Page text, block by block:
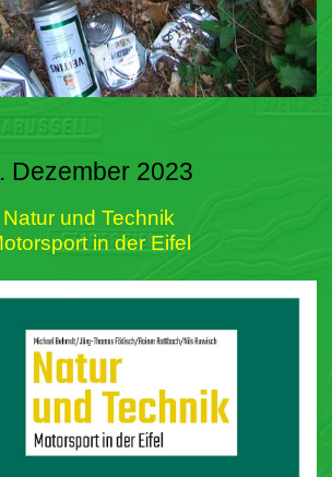
Dezember 2023
Natur und Technik
in der Eifel